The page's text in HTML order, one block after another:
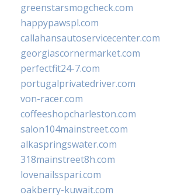
greenstarsmogcheck.com
happypawspl.com
callahansautoservicecenter.com
georgiascornermarket.com
perfectfit24-7.com
portugalprivatedriver.com
von-racer.com
coffeeshopcharleston.com
salon104mainstreet.com
alkaspringswater.com
318mainstreet8h.com
lovenailsspari.com
oakberry-kuwait.com